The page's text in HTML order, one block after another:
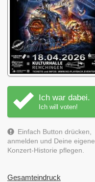
Ich war dabei.
Ich will voten!
Einfach Button drücken,
anmelden und Deine eigene
Konzert-Historie pflegen.
Gesamteindruck